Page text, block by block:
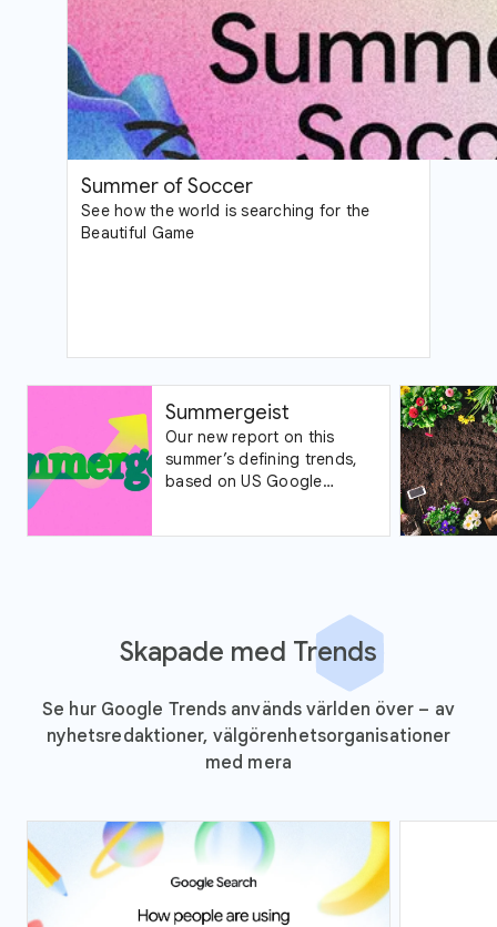
Summer of Soccer
See how the world is searching for the
Beautiful Game
Summergeist
Our new report on this
summer’s defining trends,
based on US Google
Skapade med Trends
Se hur Google Trends används världen över – av
nyhetsredaktioner, välgörenhetsorganisationer
med mera